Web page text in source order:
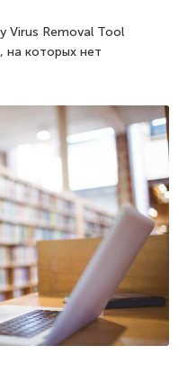
Virus Removal Tool
которых нет